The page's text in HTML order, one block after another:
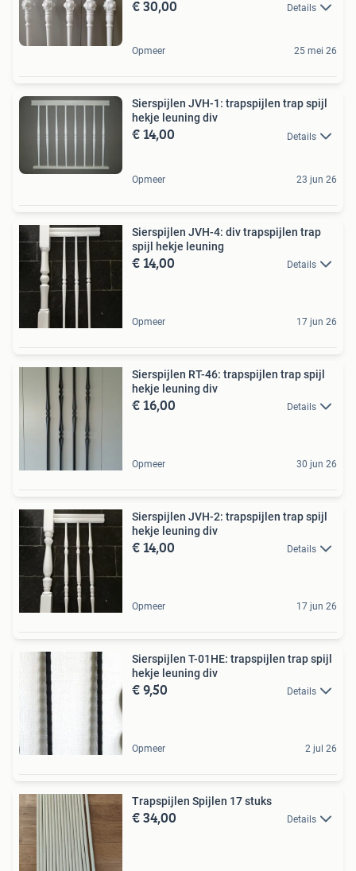
€ 30,00 Details
Opmeer 25 mei 26
Sierspijlen JVH-1: trapspijlen trap spijl
hekje leuning div
€ 14,00 Details
Opmeer 23 jun 26
Sierspijlen JVH-4: div trapspijlen trap
spijl hekje leuning
€ 14,00 Details
Opmeer 17 jun 26
Sierspijlen RT-46: trapspijlen trap spijl
hekje leuning div
€ 16,00 Details
Opmeer 30 jun 26
Sierspijlen JVH-2: trapspijlen trap spijl
hekje leuning div
€ 14,00 Details
Opmeer 17 jun 26
Sierspijlen T-01HE: trapspijlen trap spijl
hekje leuning div
€ 9,50 Details
Opmeer 2 jul 26
Trapspijlen Spijlen 17 stuks
€ 34,00 Details